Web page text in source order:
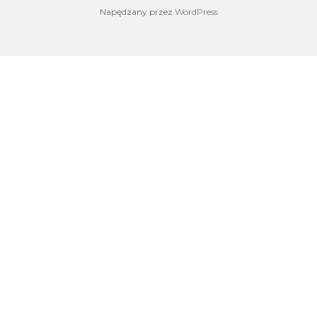
Napędzany przez WordPress